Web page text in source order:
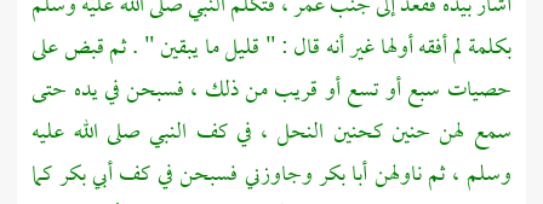
بكلمة لم أفقه أولها غير أنه قال : " قليل ما يبقين " . ثم قبض على
حصيات سبع أو تسع أو قريب من ذلك ، فسبحن في يده حتى
سمع لهن حنين كحنين النحل ، في كف النبي صلى الله عليه
وسلم ، ثم ناولهنأبا بكروجاوزني فسبحن في كفأبي بكركما